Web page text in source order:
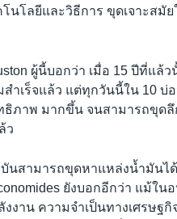
โนโลยีและวิธีการ ขุดเจาะส
ผู้นี้บอกว่า เมื่อ 15 ปีที่แ
ำเร็จแล้ว แต่ทุกวันนี้ใน 10 บ่อ
ภาพ มากขึ้น จนสามารถขุดลึ
ว
นสามารถขุดหาแหล่งน้ำมันไ
ยังบอกอีกว่า แม้ใ
งาน ความจำเป็นทางเศรษฐ